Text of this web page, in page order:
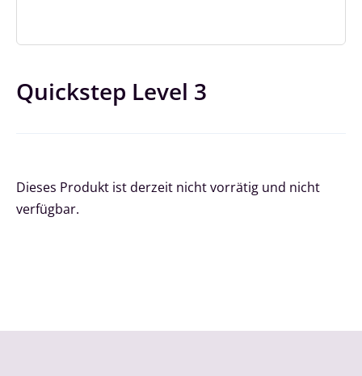
Quickstep Level 3
Dieses Produkt ist derzeit nicht vorrätig und nicht
verfügbar.